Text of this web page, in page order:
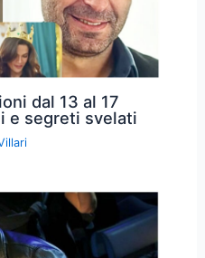
dal 13 al 17
e segreti svelati